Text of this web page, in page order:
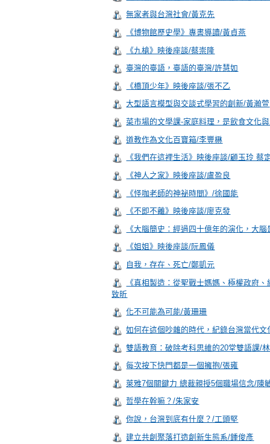
無家者與台灣社會/黃克先
《博物館歷史學》專書導讀/黃貞燕
《九槍》映後座談/蔡崇隆
臺灣的臺語，臺語的臺灣/許慧如
《橋頂少年》映後座談/張不乙
大型語言模型與交談式學習的創新/黃瀚萱
菜市場的文學課-家庭料理，是飲食文化
道教作為文化百寶箱/李豐楙
《我們在這裡生活》映後座談/顧玉玲 蔡
《神人之家》映後座談/盧盈良
《怪咖老師的神祕時間》/徐國能
《不即不離》映後座談/廖克發
《大腦簡史：經過四十億年的演化，大
《姐姐》映後座談/阮鳳儀
自我，存在、死亡/鄭凱元
《真相製造：從聖戰士媽媽、極權政府
致昕
化不可能為可能/黃珊珊
如何在這個吵雜的時代，紀錄台灣當代
雙語教育：破除考科思維的20堂雙語課/
每次按下快門都是一個擁抱/張雍
萊雅7個關鍵力 總裁親授5個職場信念/陳
哲學在幹嘛？/朱家安
你說，台灣到底有什麼？/工頭堅
建立共創聚落打造創新生態系/鍾俊彥